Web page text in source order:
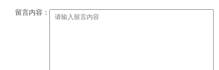
留言内容：